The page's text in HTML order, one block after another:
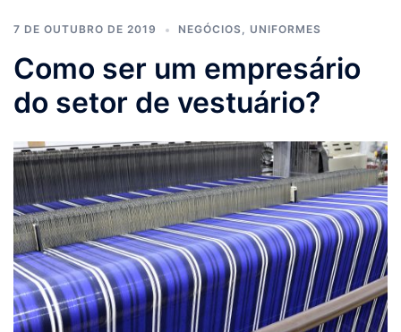
7 DE OUTUBRO DE 2019 NEGÓCIOS, UNIFORMES
Como ser um empresário
do setor de vestuário?